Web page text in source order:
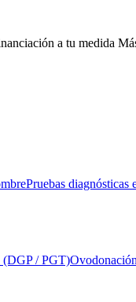
a tu medida
Pruebas diagnósticas
(DGP / PGT)Ovodonación